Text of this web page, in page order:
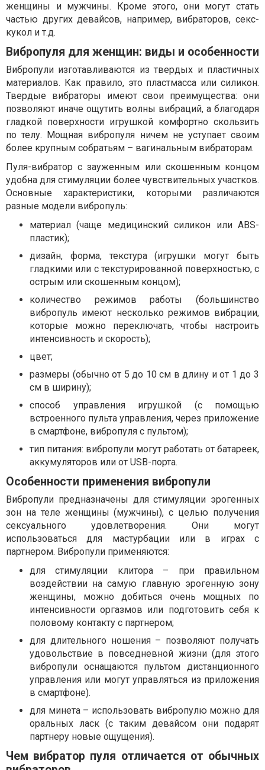
женщины и мужчины. Кроме этого, они могут стать
частью других девайсов, например, вибраторов, секс-
кукол и т.д.
Вибропуля для женщин: виды и особенности
Вибропули изготавливаются из твердых и пластичных
материалов. Как правило, это пластмасса или силикон.
Твердые вибраторы имеют свои преимущества: они
позволяют иначе ощутить волны вибраций, а благодаря
гладкой поверхности игрушкой комфортно скользить
по телу. Мощная вибропуля ничем не уступает своим
более крупным собратьям – вагинальным вибраторам.
Пуля-вибратор с зауженным или скошенным концом
удобна для стимуляции более чувствительных участков.
Основные характеристики, которыми различаются
разные модели вибропуль:
материал (чаще медицинский силикон или ABS-
пластик);
дизайн, форма, текстура (игрушки могут быть
гладкими или с текстурированной поверхностью, с
острым или скошенным концом);
количество режимов работы (большинство
вибропуль имеют несколько режимов вибрации,
которые можно переключать, чтобы настроить
интенсивность и скорость);
цвет;
размеры (обычно от 5 до 10 см в длину и от 1 до 3
см в ширину);
способ управления игрушкой (с помощью
встроенного пульта управления, через приложение
в смартфоне, вибропуля с пультом);
тип питания: вибропули могут работать от батареек,
аккумуляторов или от USB-порта.
Особенности применения вибропули
Вибропули предназначены для стимуляции эрогенных
зон на теле женщины (мужчины), с целью получения
сексуального удовлетворения. Они могут
использоваться для мастурбации или в играх с
партнером. Вибропули применяются:
для стимуляции клитора – при правильном
воздействии на самую главную эрогенную зону
женщины, можно добиться очень мощных по
интенсивности оргазмов или подготовить себя к
половому контакту с партнером;
для длительного ношения – позволяют получать
удовольствие в повседневной жизни (для этого
вибропули оснащаются пультом дистанционного
управления или могут управляться из приложения
в смартфоне).
для минета – использовать вибропулю можно для
оральных ласк (с таким девайсом они подарят
партнеру новые ощущения).
Чем вибратор пуля отличается от обычных